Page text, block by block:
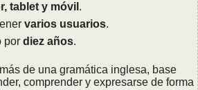
tablet y móvil .
varios usuarios.
por diez años.
de una gramática inglesa, base
comprender y expresarse de forma